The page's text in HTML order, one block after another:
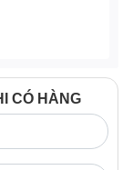
CÓ HÀNG